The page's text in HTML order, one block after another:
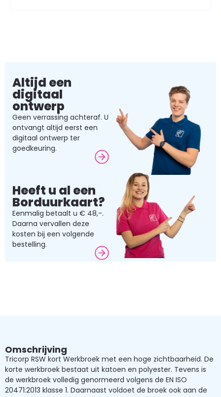
Altijd een
digitaal
ontwerp
Geen verrassing achteraf. U
ontvangt altijd eerst een
digitaal ontwerp ter
goedkeuring.
Heeft u al een
Borduurkaart?
Eenmalig betaalt u € 48,-.
Daarna vervallen deze
kosten bij een volgende
bestelling.
Omschrijving
Tricorp RSW kort Werkbroek met een hoge zichtbaarheid. De
korte werkbroek bestaat uit katoen en polyester. Tevens is
de werkbroek volledig genormeerd volgens de EN ISO
20471:2013 klasse 1. Daarnaast voldoet de broek ook aan de